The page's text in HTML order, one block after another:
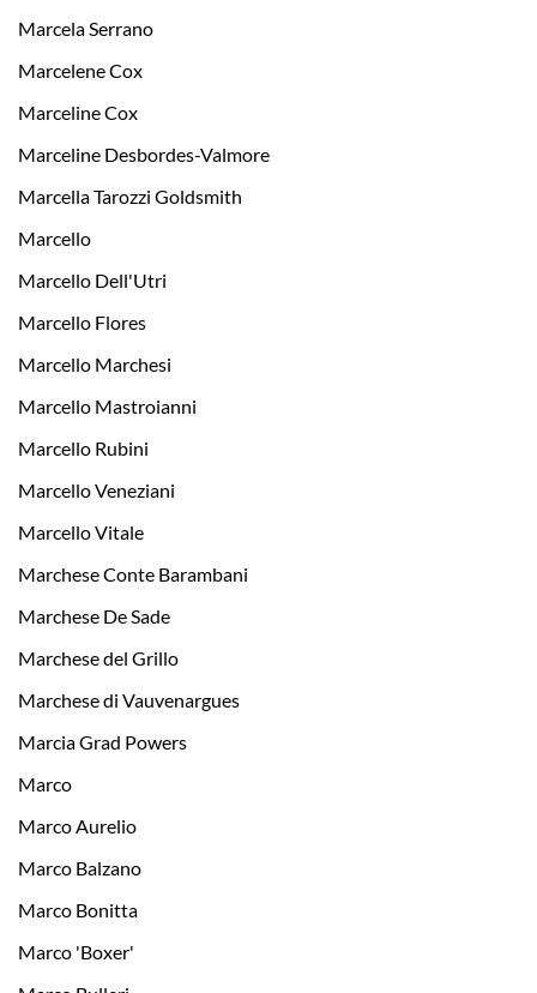
Marcela Serrano
Marcelene Cox
Marceline Cox
Marceline Desbordes-Valmore
Marcella Tarozzi Goldsmith
Marcello
Marcello Dell'Utri
Marcello Flores
Marcello Marchesi
Marcello Mastroianni
Marcello Rubini
Marcello Veneziani
Marcello Vitale
Marchese Conte Barambani
Marchese De Sade
Marchese del Grillo
Marchese di Vauvenargues
Marcia Grad Powers
Marco
Marco Aurelio
Marco Balzano
Marco Bonitta
Marco 'Boxer'